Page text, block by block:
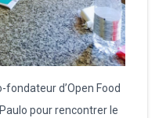
fondateur d’Open Food
pour rencontrer le